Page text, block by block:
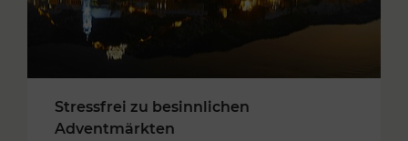
Stressfrei zu besinnlichen
Adventmärkten